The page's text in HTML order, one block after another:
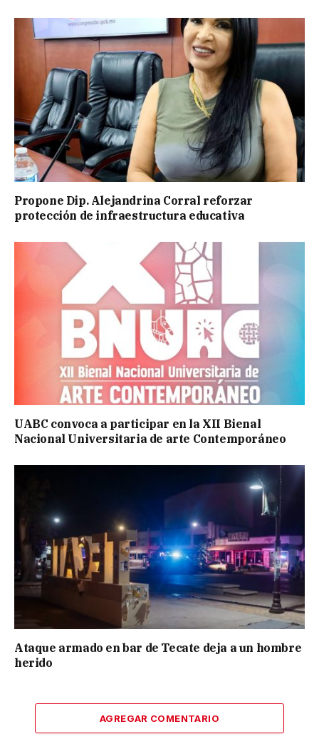
Propone Dip. Alejandrina Corral reforzar
protección de infraestructura educativa
UABC convoca a participar en la XII Bienal
Nacional Universitaria de arte Contemporáneo
Ataque armado en bar de Tecate deja a un hombre
herido
AGREGAR COMENTARIO